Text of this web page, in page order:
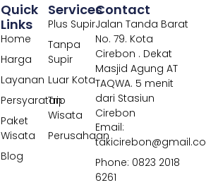
Services
Plus Supir
Tanpa
Supir
Luar Kota
Trip
Wisata
Perusahaan
Quick
Links
Home
Harga
Layanan
Persyaratan
Paket
Wisata
Blog
Contact
Jalan Tanda Barat
No. 79. Kota
Cirebon . Dekat
Masjid Agung AT
TAQWA. 5 menit
dari Stasiun
Cirebon
Email:
Phone: 0823 2018
6261